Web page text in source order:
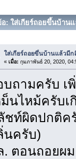
: ใส่เกียร์ถอยขึ้นบ้าน
ใส่เกียร์ถอยขึ้นบ้านแล้วมีก
« เมื่อ: กุมภาพันธ์ 20, 2020,
บถามครับ เ
ม็นไหม้ครับเ
ชท์ผิดปกติค
นครับ)
. ตอนถอยผ